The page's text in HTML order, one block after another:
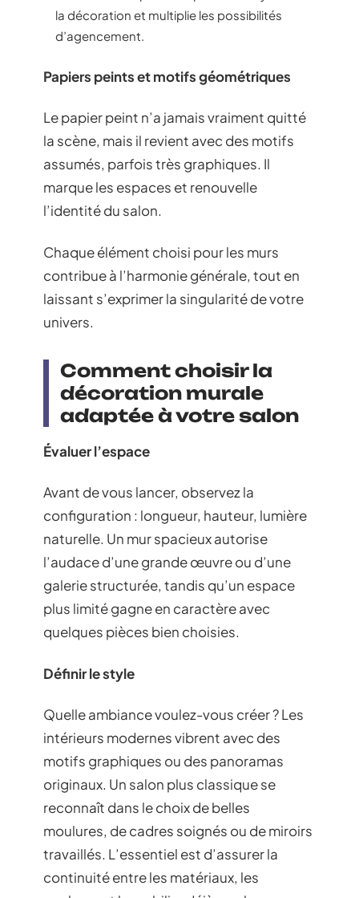
la décoration et multiplie les possibilités
d’agencement.
Papiers peints et motifs géométriques
Le papier peint n’a jamais vraiment quitté
la scène, mais il revient avec des motifs
assumés, parfois très graphiques. Il
marque les espaces et renouvelle
l’identité du salon.
Chaque élément choisi pour les murs
contribue à l’harmonie générale, tout en
laissant s’exprimer la singularité de votre
univers.
Comment choisir la
décoration murale
adaptée à votre salon
Évaluer l’espace
Avant de vous lancer, observez la
configuration : longueur, hauteur, lumière
naturelle. Un mur spacieux autorise
l’audace d’une grande œuvre ou d’une
galerie structurée, tandis qu’un espace
plus limité gagne en caractère avec
quelques pièces bien choisies.
Définir le style
Quelle ambiance voulez-vous créer ? Les
intérieurs modernes vibrent avec des
motifs graphiques ou des panoramas
originaux. Un salon plus classique se
reconnaît dans le choix de belles
moulures, de cadres soignés ou de miroirs
travaillés. L’essentiel est d’assurer la
continuité entre les matériaux, les